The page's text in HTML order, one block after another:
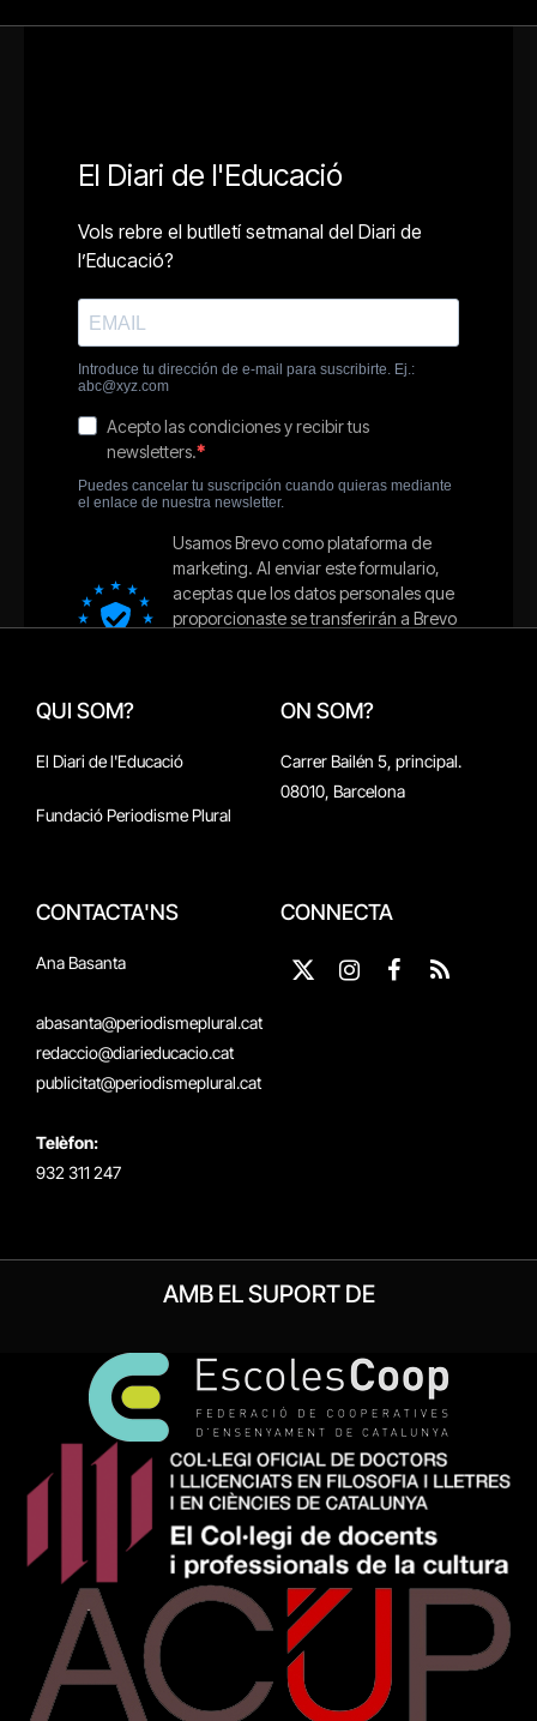
QUI SOM?
El Diari de l'Educació
Fundació Periodisme Plural
ON SOM?
Carrer Bailén 5, principal.
08010, Barcelona
CONTACTA'NS
Ana Basanta
abasanta@periodismeplural.cat
redaccio@diarieducacio.cat
publicitat@periodismeplural.cat
Telèfon:
932 311 247
CONNECTA
X
InstagramFacebook
RSS
AMB EL SUPORT DE